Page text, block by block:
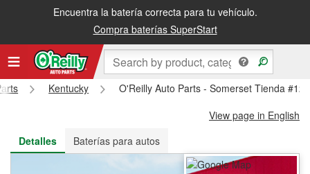
Encuentra la batería correcta para tu vehículo.
Compra baterías SuperStart
Recibe tu orden gratis al día siguiente o recógela en la tienda
Kentucky
O'Reilly Auto Parts - Somerset Tienda
View page in English
Detalles
Baterías para autos